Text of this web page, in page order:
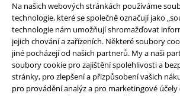
Na našich webových stránkách používáme
technologie, které se společně označují jako
technologie nám umožňují shromažďovat
jejich chování a zařízeních. Některé soubory
jiné pocházejí od našich partnerů. My a naši
soubory cookie pro zajištění spolehlivosti a
stránky, pro zlepšení a přizpůsobení vašich
pro provádění analýz a pro marketingové účely
Právní informace
Podmínky
Prohlášení